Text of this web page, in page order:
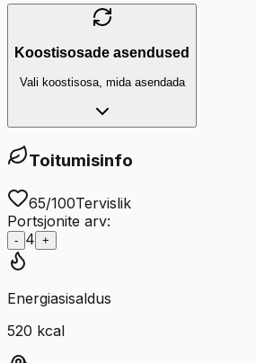
Koostisosade asendused
Vali koostisosa, mida asendada
Toitumisinfo
65/100Tervislik
Portsjonite arv:
- 4 +
Energiasisaldus
520 kcal